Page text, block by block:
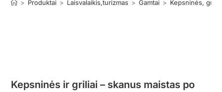
> Produktai > Laisvalaikis,turizmas > Gamtai > Kepsninės, griliai
Kepsninės ir griliai – skanus maistas po